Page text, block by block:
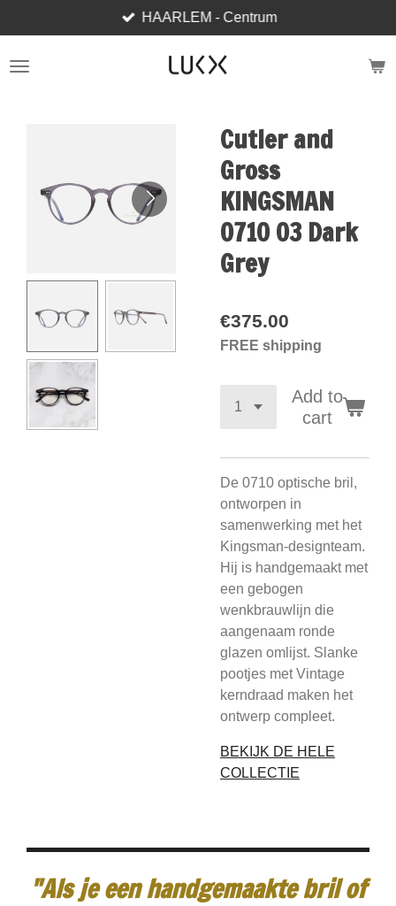
to
main
HAARLEM - Centrum
Cutler and
Gross
KINGSMAN
0710 03 Dark
Grey
€375.00
FREE shipping
Add to
cart
De 0710 optische bril,
ontworpen in
samenwerking met het
Kingsman-designteam.
Hij is handgemaakt met
een gebogen
wenkbrauwlijn die
aangenaam ronde
glazen omlijst. Slanke
pootjes met Vintage
kerndraad maken het
ontwerp compleet.
BEKIJK DE HELE
COLLECTIE
"Als je een handgemaakte bril of